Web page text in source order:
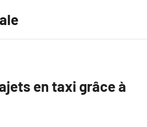
en taxi grâce à